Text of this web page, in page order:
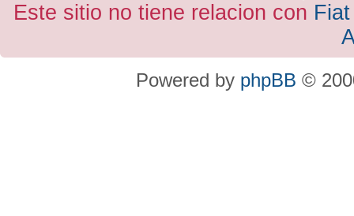
Este sitio no tiene relacion con
Powered by phpBB ©